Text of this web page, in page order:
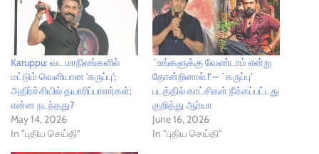
Karuppu: வட மாநிலங்களில்
மட்டும் வெளியான 'கருப்பு';
அதிர்ச்சியில் தயாரிப்பாளர்கள்;
என்ன நடந்தது?
May 14, 2026
In "புதிய செய்தி"
`உங்களுக்கு வேண்டாம் என்று
தோன்றினால்.!' – `கருப்பு'
படத்தில் காட்சிகள் நீக்கப்பட்டது
குறித்து ஆர்யா
June 16, 2026
In "புதிய செய்தி"